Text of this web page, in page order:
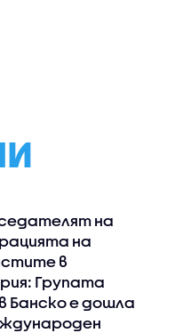
на
на
в
Групата
Банско е дошла